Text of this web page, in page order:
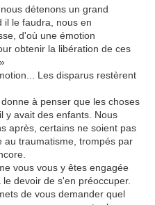
détenons un grand
il le faudra, nous en
d'où une émotion
obtenir la libération de ces
Les disparus restèrent
à penser que les choses
y avait des enfants. Nous
après, certains ne soient pas
au traumatisme, trompés par
vous vous y êtes engagée
devoir de s'en préoccuper.
de vous demander quel